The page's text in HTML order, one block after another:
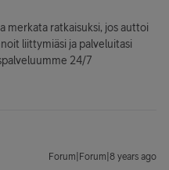
merkata ratkaisuksi, jos auttoi
liittymiäsi ja palveluitasi
24/7
Forum|Forum|8 years ago